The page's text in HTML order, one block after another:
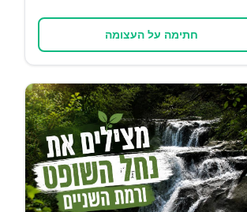
חתימה על העצומה